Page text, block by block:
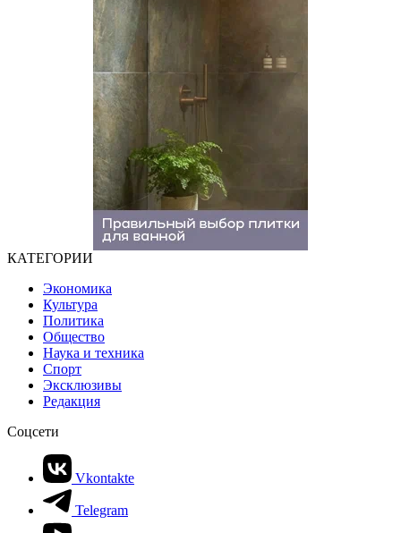
КАТЕГОРИИ
Экономика
Культура
Политика
Общество
Наука и техника
Спорт
Эксклюзивы
Редакция
Соцсети
Vkontakte
Telegram